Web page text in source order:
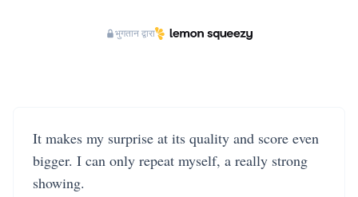
भुगतान द्वारा
It makes my surprise at its quality and score even
bigger. I can only repeat myself, a really strong
showing.